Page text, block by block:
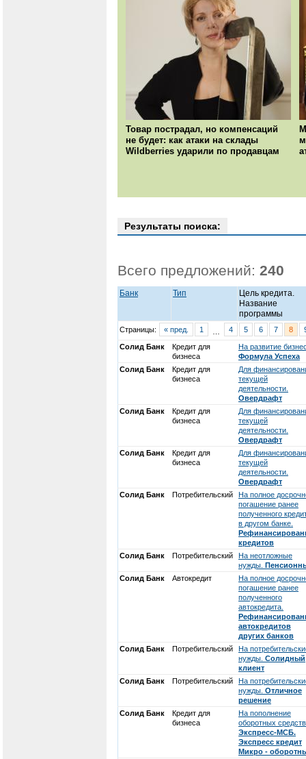
Товар пострадал, но компенсаций
не будет: как атаки на склады
Wildberries ударили по продавцам
Результаты поиска:
Всего предложений: 240
Банк Тип
Цель кредита.
Название
программы
Страницы: « пред. 1 4 5 6 7 8
Солид Банк
Кредит для
бизнеса
На развитие
Формула Успеха
Солид Банк
Кредит для
бизнеса
Для
текущей
деятельности.
Овердрафт
Солид Банк
Кредит для
бизнеса
Для
текущей
деятельности.
Овердрафт
Солид Банк
Кредит для
бизнеса
Для
текущей
деятельности.
Овердрафт
Солид Банк
Потребительский
На полное
погашение ранее
полученного
в другом банке.
кредитов
Солид Банк
Потребительский
На неотложные
нужды.
Солид Банк
Автокредит
На полное
погашение ранее
полученного
автокредита.
автокредитов
других банков
Солид Банк
Потребительский
На
нужды. Солидный
клиент
Солид Банк
Потребительский
На
нужды. Отличное
решение
Солид Банк
Кредит для
бизнеса
На пополнение
оборотных
Экспресс-МСБ.
Экспресс кредит
Микро -